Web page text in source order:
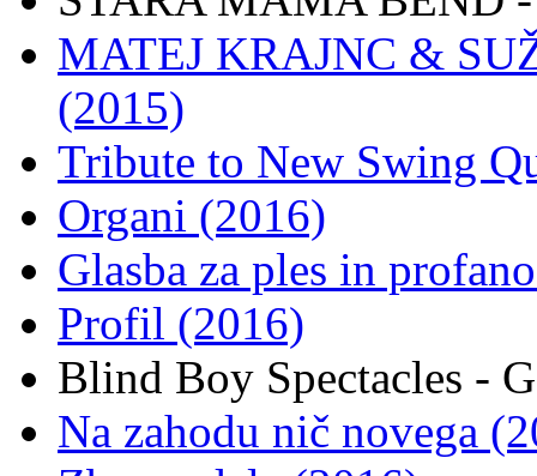
MATEJ KRAJNC &
(2015)
Tribute to New Swing
Organi (2016)
Glasba za ples in
Profil (2016)
Blind Boy Spectacles -
Na zahodu nič novega